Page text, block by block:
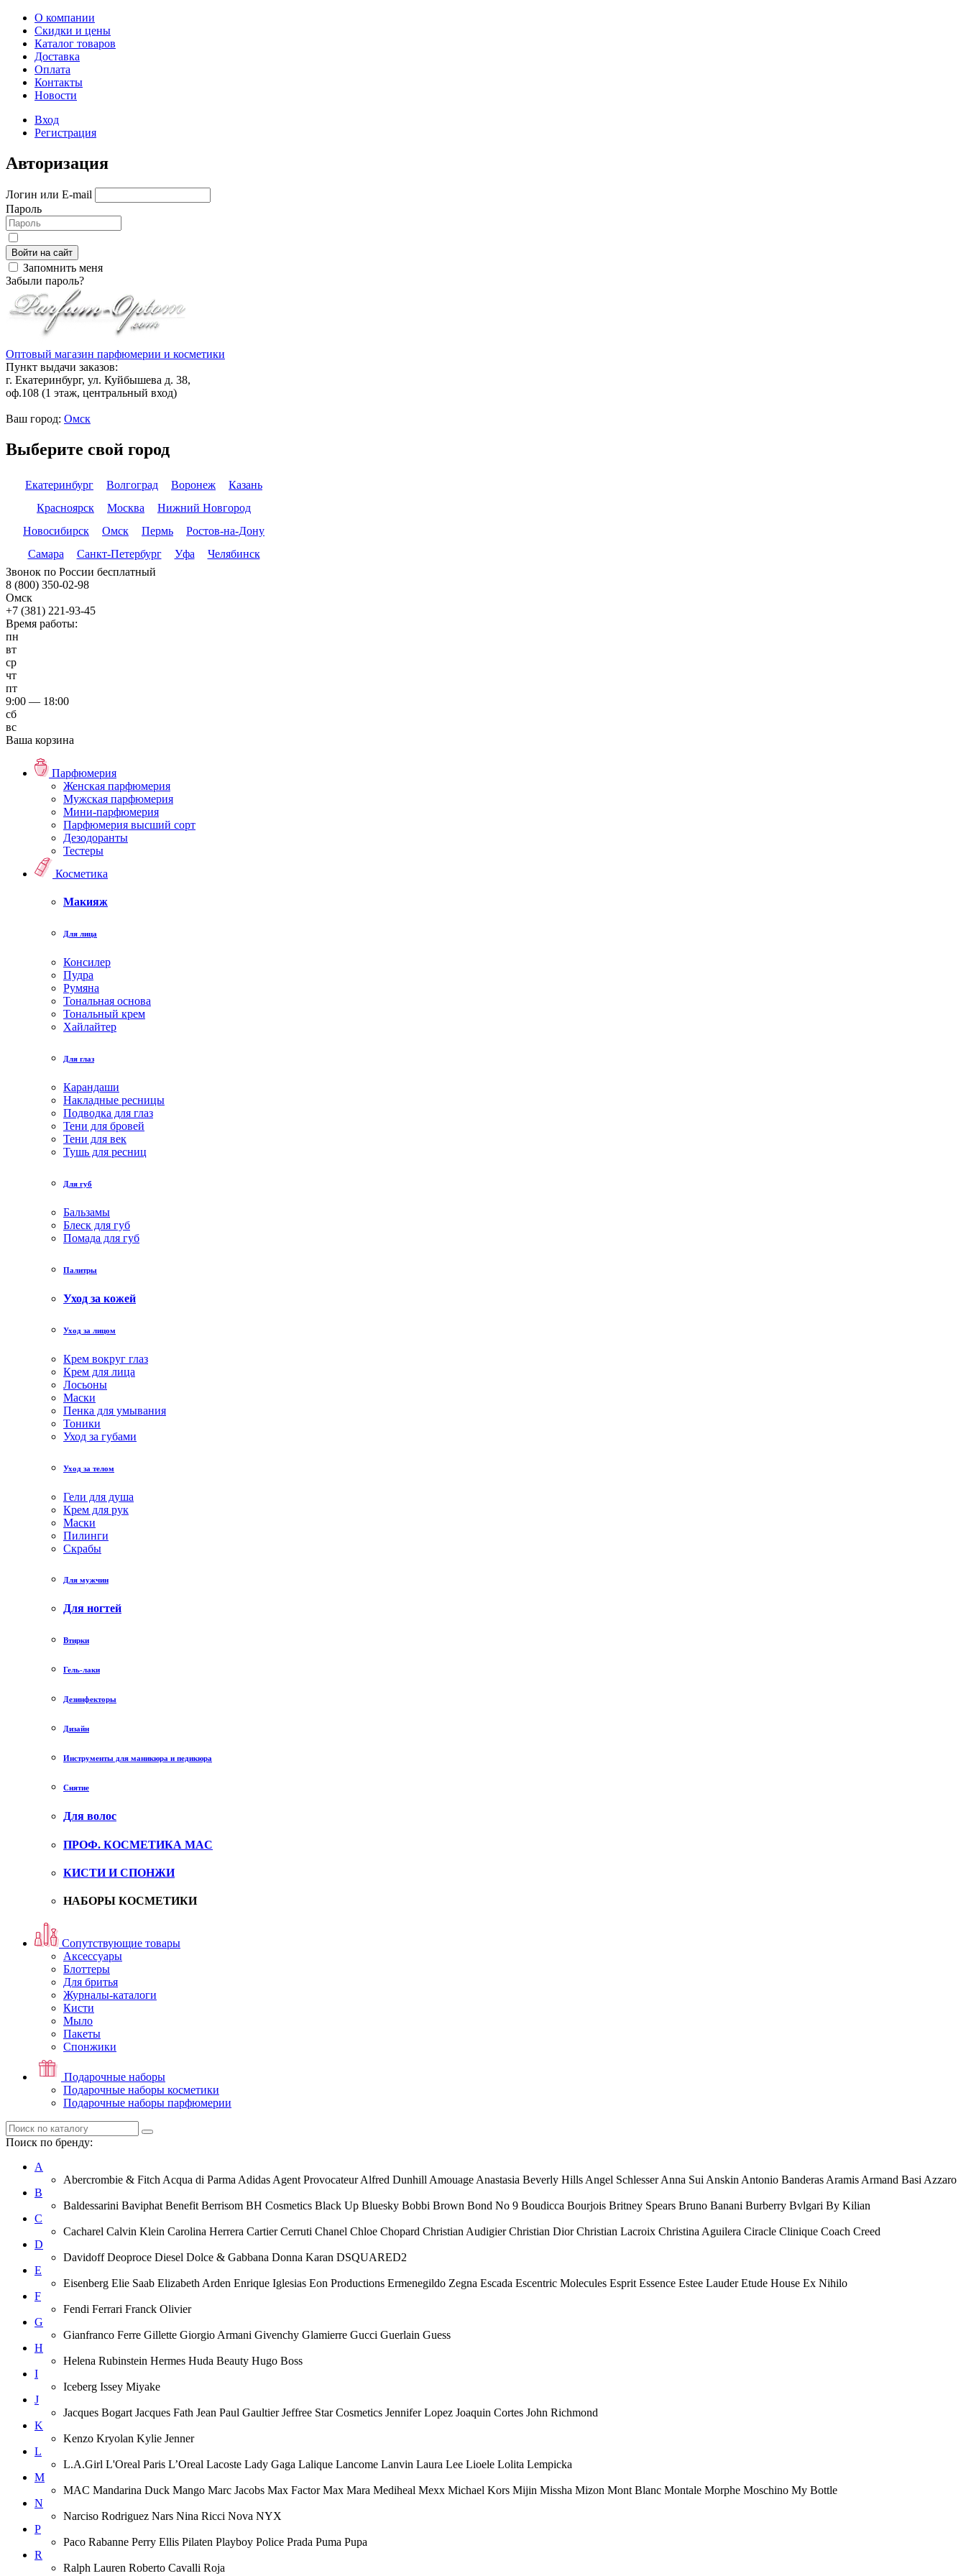
О компании
Скидки и цены
Каталог товаров
Доставка
Оплата
Контакты
Новости
Вход
Регистрация
Авторизация
Логин или E-mail
Пароль
Войти на сайт
Запомнить меня
Забыли пароль?
Оптовый магазин парфюмерии и косметики
Пункт выдачи заказов:
г. Екатеринбург, ул. Куйбышева д. 38,
оф.108 (1 этаж, центральный вход)
Ваш город: Омск
Выберите свой город
Екатеринбург Волгоград Воронеж
Казань
Красноярск
Москва
Нижний Новгород
Новосибирск
Омск Пермь
Ростов-на-Дону
Самара
Санкт-Петербург Уфа
Челябинск
Звонок по России бесплатный
8 (800) 350-02-98
Омск
+7 (381) 221-93-45
Время работы:
пн
вт
ср
чт
пт
9:00 — 18:00
сб
вс
Ваша корзина
Парфюмерия
Женская парфюмерия
Мужская парфюмерия
Мини-парфюмерия
Парфюмерия высший сорт
Дезодоранты
Тестеры
Косметика
Макияж
Для лица
Консилер
Пудра
Румяна
Тональная основа
Тональный крем
Хайлайтер
Для глаз
Карандаши
Накладные ресницы
Подводка для глаз
Тени для бровей
Тени для век
Тушь для ресниц
Для губ
Бальзамы
Блеск для губ
Помада для губ
Палитры
Уход за кожей
Уход за лицом
Крем вокруг глаз
Крем для лица
Лосьоны
Маски
Пенка для умывания
Тоники
Уход за губами
Уход за телом
Гели для душа
Крем для рук
Маски
Пилинги
Скрабы
Для мужчин
Для ногтей
Втирки
Гель-лаки
Дезинфекторы
Дизайн
Инструменты для маникюра и педикюра
Снятие
Для волос
ПРОФ. КОСМЕТИКА MAC
КИСТИ И СПОНЖИ
НАБОРЫ КОСМЕТИКИ
Сопутствующие товары
Аксессуары
Блоттеры
Для бритья
Журналы-каталоги
Кисти
Мыло
Пакеты
Спонжики
Подарочные наборы
Подарочные наборы косметики
Подарочные наборы парфюмерии
Поиск по бренду:
A
Abercrombie & Fitch Acqua di Parma Adidas Agent Provocateur Alfred Dunhill Amouage Anastasia Beverly Hills Angel Schlesser Anna Sui Anskin Antonio Banderas Aramis Armand Basi Azzaro
B
Baldessarini Baviphat Benefit Berrisom BH Cosmetics Black Up Bluesky Bobbi Brown Bond No 9 Boudicca Bourjois Britney Spears Bruno Banani Burberry Bvlgari By Kilian
C
Cacharel Calvin Klein Carolina Herrera Cartier Cerruti Chanel Chloe Chopard Christian Audigier Christian Dior Christian Lacroix Christina Aguilera Ciracle Clinique Coach Creed
D
Davidoff Deoproce Diesel Dolce & Gabbana Donna Karan DSQUARED2
E
Eisenberg Elie Saab Elizabeth Arden Enrique Iglesias Eon Productions Ermenegildo Zegna Escada Escentric Molecules Esprit Essence Estee Lauder Etude House Ex Nihilo
F
Fendi Ferrari Franck Olivier
G
Gianfranco Ferre Gillette Giorgio Armani Givenchy Glamierre Gucci Guerlain Guess
H
Helena Rubinstein Hermes Huda Beauty Hugo Boss
I
Iceberg Issey Miyake
J
Jacques Bogart Jacques Fath Jean Paul Gaultier Jeffree Star Cosmetics Jennifer Lopez Joaquin Cortes John Richmond
K
Kenzo Kryolan Kylie Jenner
L
L.A.Girl L'Oreal Paris L’Oreal Lacoste Lady Gaga Lalique Lancome Lanvin Laura Lee Lioele Lolita Lempicka
M
MAC Mandarina Duck Mango Marc Jacobs Max Factor Max Mara Mediheal Mexx Michael Kors Mijin Missha Mizon Mont Blanc Montale Morphe Moschino My Bottle
N
Narciso Rodriguez Nars Nina Ricci Nova NYX
P
Paco Rabanne Perry Ellis Pilaten Playboy Police Prada Puma Pupa
R
Ralph Lauren Roberto Cavalli Roja